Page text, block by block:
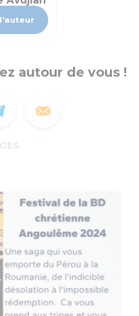
autour de vous !